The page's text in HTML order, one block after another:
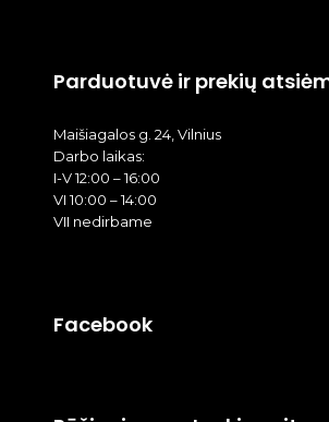
Parduotuvė ir prekių
Maišiagalos g. 24, Vilnius
Darbo laikas:
I-V 12:00 – 16:00
VI 10:00 – 14:00
VII nedirbame
Facebook